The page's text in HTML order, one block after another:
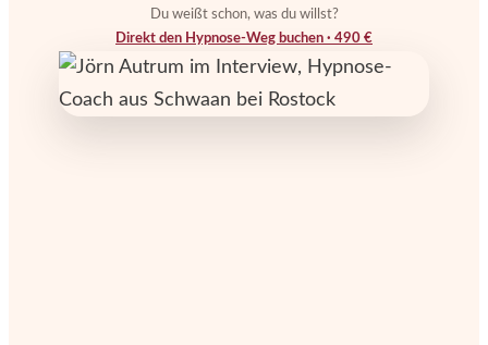
Du weißt schon, was du willst?
Direkt den Hypnose-Weg buchen · 490 €